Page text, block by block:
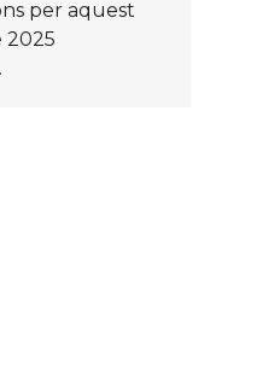
per aquest
2025